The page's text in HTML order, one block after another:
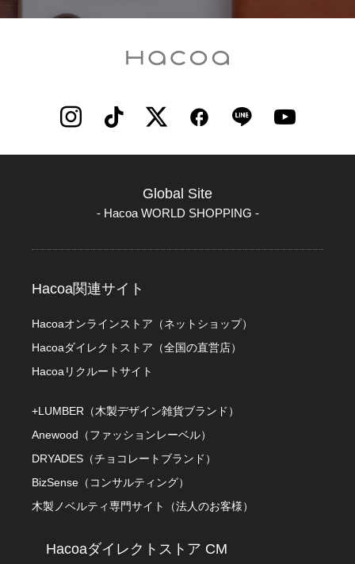
Global Site
- Hacoa WORLD SHOPPING -
Hacoa関連サイト
Hacoaオンラインストア（ネットショップ）
Hacoaダイレクトストア（全国の直営店）
Hacoaリクルートサイト
+LUMBER（木製デザイン雑貨ブランド）
Anewood（ファッションレーベル）
DRYADES（チョコレートブランド）
BizSense（コンサルティング）
木製ノベルティ専門サイト（法人のお客様）
Hacoaダイレクトストア CM